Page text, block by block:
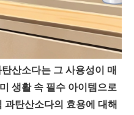
산소다는 그 사용성이 매
생활 속 필수 아이템으로
탄산소다의 효용에 대해